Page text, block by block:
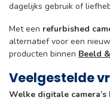
dagelijks gebruik of
Met een refurbished
alternatief voor een
producten binnen Beeld
Veelgestelde
Welke digitale